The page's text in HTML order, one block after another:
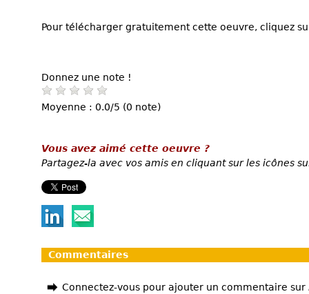
Pour télécharger gratuitement cette oeuvre, cliquez
Donnez une note !
Moyenne : 0.0/5 (0 note)
Vous avez aimé cette oeuvre ?
Partagez-la avec vos amis en cliquant sur les icônes
Commentaires
Connectez-vous pour ajouter un commentaire sur